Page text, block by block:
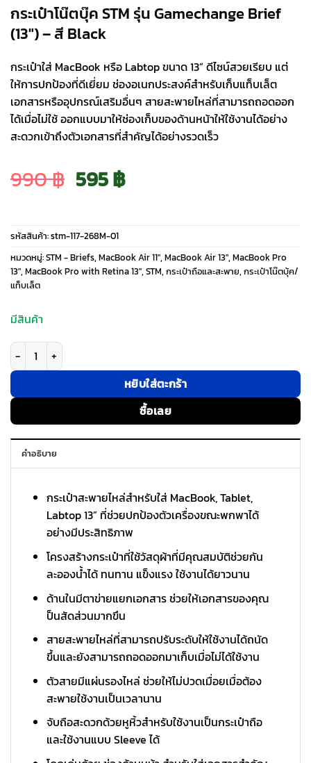
กระเป๋าโน๊ตบุ๊ค STM รุ่น Gamechange Brief
(13″) – สี Black
กระเป๋าใส่ MacBook หรือ Labtop ขนาด 13” ดีไซน์สวยเรียบ แต่
ให้การปกป้องที่ดีเยี่ยม ช่องอเนกประสงค์สำหรับเก็บแท็บเล็ต
เอกสารหรืออุปกรณ์เสริมอื่นๆ สายสะพายไหล่ที่สามารถถอดออก
ได้เมื่อไม่ใช้ ออกแบบมาให้ช่องเก็บของด้านหน้าให้ใช้งานได้อย่าง
สะดวกเข้าถึงตัวเอกสารที่สำคัญได้อย่างรวดเร็ว
990฿ Original
price
was:
595฿Current
price
is:
รหัสสินค้า:stm-117-268M-01
หมวดหมู่:STM - Briefs, MacBook Air 11″, MacBook Air 13″, MacBook Pro
13″, MacBook Pro with Retina 13″, STM, กระเป๋าถือและสะพาย, กระเป๋าโน๊ตบุ้ค/
แท็บเล็ต
มีสินค้า
จำนวน กระเป๋าโน๊ตบุ๊ค STM รุ่น Gamechange Brief (13") - สี Black ชิ้น
หยิบใส่ตะกร้า
ซื้อเลย
คำอธิบาย
กระเป๋าสะพายไหล่สำหรับใส่ MacBook, Tablet,
Labtop 13” ที่ช่วยปกป้องตัวเครื่องขณะพกพาได้
อย่างมีประสิทธิภาพ
โครงสร้างกระเป๋าที่ใช้วัสดุผ้าที่มีคุณสมบัติช่วยกัน
ละอองน้ำได้ ทนทาน แข็งแรง ใช้งานได้ยาวนาน
ด้านในมีตาข่ายแยกเอกสาร ช่วยให้เอกสารของคุณ
ป็นสัดส่วนมากขึน
สายสะพายไหล่ที่สามารถปรับระดับให้ใช้งานได้ถนัด
ขึ้นและยังสามารถถอดออกมาเก็บเมื่อไม่ได้ใช้งาน
ตัวสายมีแผ่นรองไหล่ ช่วยให้ไม่ปวดเมื่อยเมื่อต้อง
สะพายใช้งานเป็นเวลานาน
จับถือสะดวกด้วยหูหิ้วสำหรับใช้งานเป็นกระเป๋าถือ
และใช้งานแบบ Sleeve ได้